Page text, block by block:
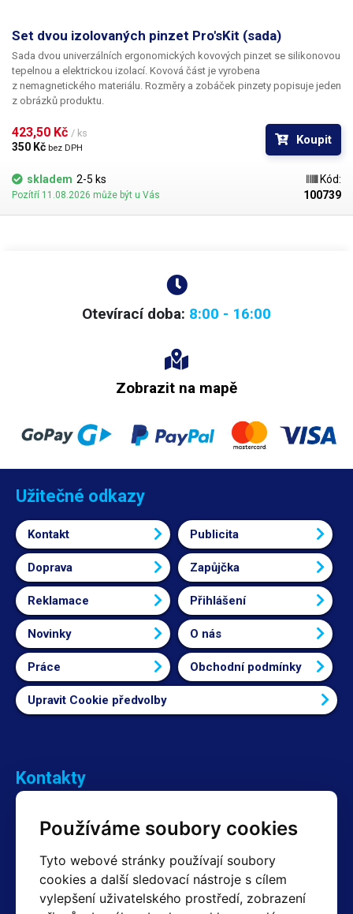
Používáme soubory cookies
Tyto webové stránky používají soubory
cookies a další sledovací nástroje s cílem
vylepšení uživatelského prostředí, zobrazení
Set dvou izolovaných pinzet Pro'sKit (sada)
Sada dvou univerzálních ergonomických kovových pinzet se silikonovou
tepelnou a elektrickou izolací. Kovová část je vyrobena
z nemagnetického materiálu. Rozměry a zobáček pinzety popisuje jeden
z obrázků produktu.
423,50 Kč / ks
350 Kč bez DPH
Koupit
skladem 2-5 ks
Pozítří 11.08.2026 může být u Vás
Kód:
100739
Otevírací doba: 8:00 - 16:00
Zobrazit na mapě
Užitečné odkazy
Kontakt Publicita
Doprava Zapůjčka
Reklamace Přihlášení
Novinky O nás
Práce Obchodní podmínky
Upravit Cookie předvolby
Kontakty
+420 603 357 606 +420 605 234 204
Fakturační a expediční oddělení
+420 605 259 759 (Po–Pá: 7:30 – 15:00)